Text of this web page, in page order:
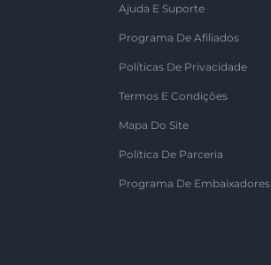
Ajuda E Suporte
Programa De Afiliados
Políticas De Privacidade
Termos E Condições
Mapa Do Site
Política De Parceria
Programa De Embaixadores